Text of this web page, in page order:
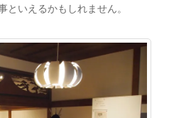
といえるかもしれません。